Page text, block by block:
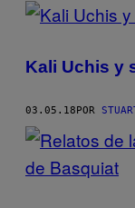
POSTS
THIS
Kali Uchis y
03.05.18POR